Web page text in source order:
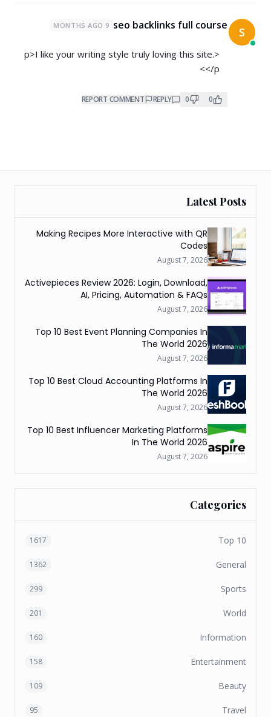
S
seo backlinks full course
9 MONTHS AGO
<p>I like your writing style truly loving this site.
</p>
0
0
REPLY
REPORT COMMENT
Latest Posts
Making Recipes More Interactive with QR
Codes
August 7, 2026
Activepieces Review 2026: Login, Download,
AI, Pricing, Automation & FAQs
August 7, 2026
Top 10 Best Event Planning Companies In
The World 2026
August 7, 2026
Top 10 Best Cloud Accounting Platforms In
The World 2026
August 7, 2026
Top 10 Best Influencer Marketing Platforms
In The World 2026
August 7, 2026
Categories
Top 10
1617
General
1362
Sports
299
World
201
Information
160
Entertainment
158
Beauty
109
Travel
95